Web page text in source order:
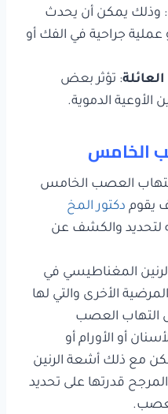
: وذلك يمكن أن يحدث
جراحية في الفك أو
: تؤثر بعض
الأوعية الدموية.
الخامس
العصب الخامس
يقوم دكتور المخ
لتحديد والكشف عن
المغناطيسي في
الأخرى والتي لها
التهاب العصب
أو الأورام أو
لكن مع ذلك أشعة الرنين
قدرتها على تحديد